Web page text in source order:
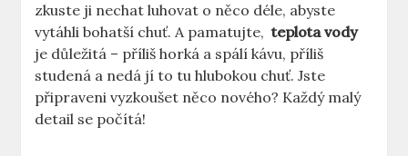
zkuste ji nechat ​luhovat o něco déle, abyste
‌vytáhli bohatší ⁤chuť.⁤ A pamatujte, ⁣teplota vody
je důležitá – příliš horká a spálí kávu, příliš
studená a nedá​ jí to‌ tu hlubokou⁢ chuť. Jste
připraveni​ vyzkoušet něco nového? Každý malý
detail se počítá!